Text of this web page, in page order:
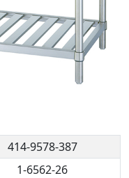
414-9578-387
1-6562-26